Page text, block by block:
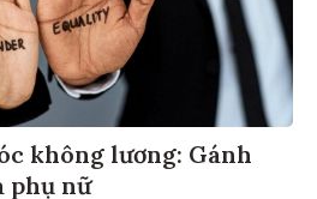
không lương: Gánh
phụ nữ